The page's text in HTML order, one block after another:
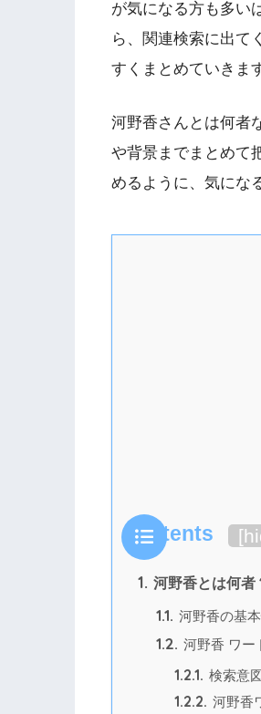
が気になる方も多い
ら、関連検索に出て
すくまとめていきま
河野香さんとは何者
や背景までまとめて
めるように、気にな
Contents [
1. 河野香とは何者
1.1. 河野香の基
1.2. 河野香 ワー
1.2.1. 検索意
1.2.2. 河野香